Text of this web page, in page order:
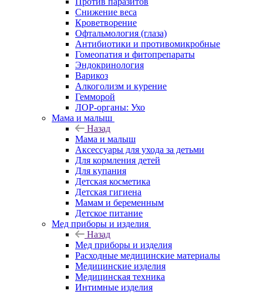
Снижение веса
Кроветворение
Офтальмология (глаза)
Антибиотики и противомикробные
Гомеопатия и фитопрепараты
Эндокринология
Варикоз
Алкоголизм и курение
Гемморой
ЛОР-органы: Ухо
Мама и малыш
Назад
Мама и малыш
Аксессуары для ухода за детьми
Для кормления детей
Для купания
Детская косметика
Детская гигиена
Мамам и беременным
Детское питание
Мед приборы и изделия
Назад
Мед приборы и изделия
Расходные медицинские материалы
Медицинские изделия
Медицинская техника
Интимные изделия